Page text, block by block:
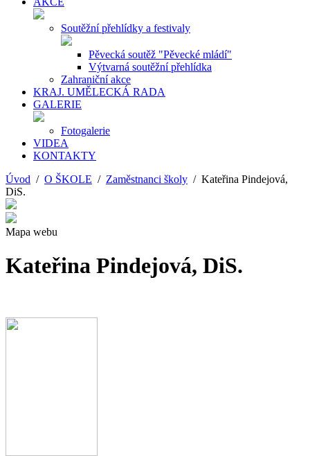
Soutěžní přehlídky a festivaly
Pěvecká soutěž "Pěvecké mládí"
Výtvarná soutěžní přehlídka
Zahraniční akce
KRAJ. UMĚLECKÁ RADA
GALERIE
Fotogalerie
VIDEA
KONTAKTY
Úvod / O ŠKOLE / Zaměstnanci školy / Kateřina Pindejová,
DiS.
Mapa webu
Kateřina Pindejová, DiS.